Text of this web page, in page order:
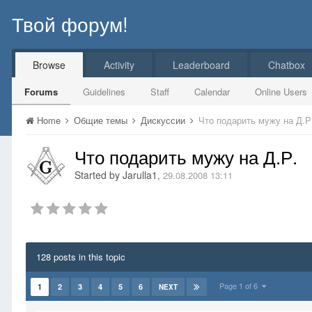
Твой форум!
Browse
Forums Guidelines Staff Calendar Online Users
Activity Leaderboard Chatbox
Home Общие темы Дискуссии Что подарить мужу на
Что подарить мужу на Д.Р.
Started by Jarulla1 , 29.08.2008 13:11
128 posts in this topic
1 2 3 4 5 6 NEXT Page 1 of 6